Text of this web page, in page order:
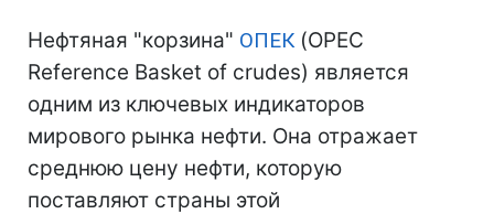
Нефтяная "корзина" ОПЕК(OPEC
Reference Basket of crudes) является
одним из ключевых индикаторов
мирового рынка нефти. Она отражает
среднюю цену нефти, которую
поставляют страны этой